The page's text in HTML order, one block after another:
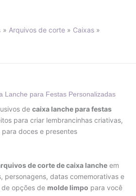
Arquivos de corte
Caixas
Lanche para Festas Personalizadas
de caixa lanche para festas
para criar lembrancinhas criativas,
doces e presentes
de corte de caixa lanche em
personagens, datas comemorativas e
de opções de molde limpo para você